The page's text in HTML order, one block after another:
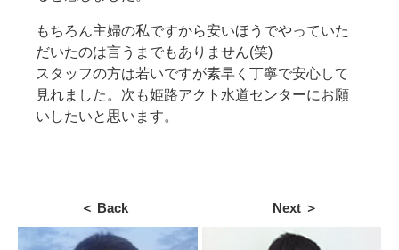
もちろん主婦の私ですから安いほうでやっていた
だいたのは言うまでもありません(笑)
スタッフの方は若いですが素早く丁寧で安心して
見れました。次も姫路アクト水道センターにお願
いしたいと思います。
＜ Back Next ＞